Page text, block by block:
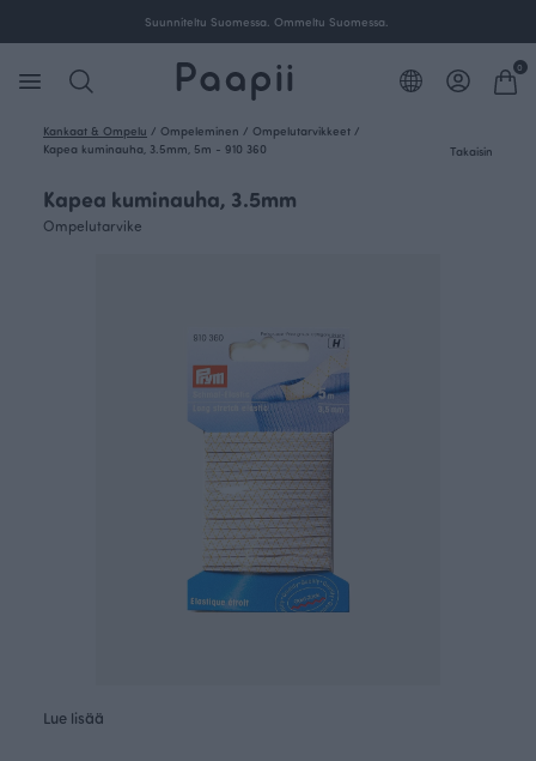
Suunniteltu Suomessa. Ommeltu Suomessa.
0
Kankaat & Ompelu / Ompeleminen / Ompelutarvikkeet /
Kapea kuminauha, 3.5mm, 5m - 910 360
Takaisin
Kapea kuminauha, 3.5mm
Ompelutarvike
Lue lisää